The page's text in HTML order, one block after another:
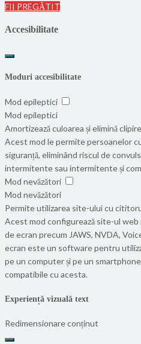
FII PREGĂTIT
Accesibilitate
Moduri accesibilitate
Mod epileptici
Mod epileptici
Amortizează culoarea și elimină
Acest mod le permite persoanelor
siguranță, eliminând riscul de
intermitente sau intermitente și
Mod nevăzători
Mod nevăzători
Permite utilizarea site-ului cu
Acest mod configurează site-ul
de ecran precum JAWS, NVDA,
ecran este un software pentru
pe un computer și pe un
compatibile cu acesta.
Experiență vizuală text
Redimensionare conținut